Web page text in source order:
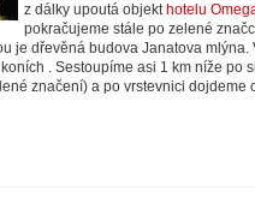
z dálky upoutá objekt hotelu
pokračujeme stále po zelené
je dřevěná budova Janatova
. Sestoupíme asi 1 km níže po
značení) a po vrstevnici dojdeme